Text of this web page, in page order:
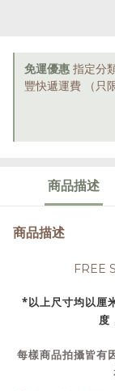
免運優惠 指定分
豐快遞運費 （只
商品描述
商品描述
FREE
*以上尺寸均以厘
度
每樣商品拍攝皆有